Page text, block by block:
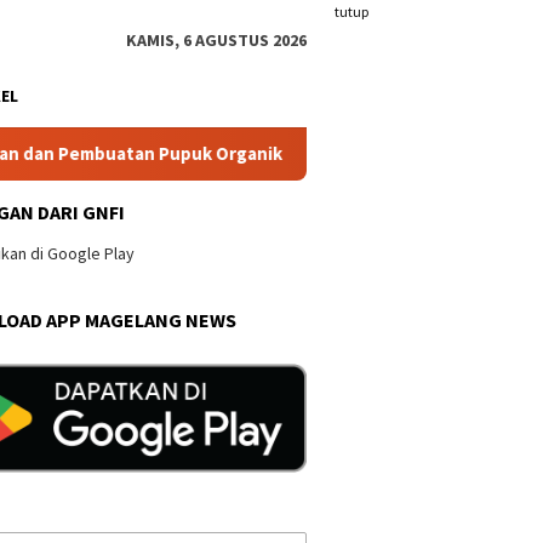
tutup
KAMIS, 6 AGUSTUS 2026
Pupuk Organik Berbasis Sirkular Ekonomi di Desa Tugurejo
DARI GNFI
APP MAGELANG NEWS